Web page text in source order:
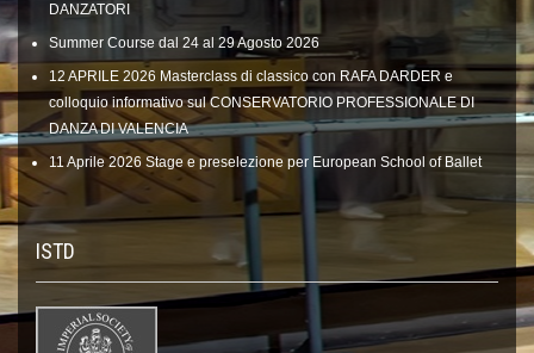
DANZATORI
Summer Course dal 24 al 29 Agosto 2026
12 APRILE 2026 Masterclass di classico con RAFA DARDER e
colloquio informativo sul CONSERVATORIO PROFESSIONALE DI
DANZA DI VALENCIA
11 Aprile 2026 Stage e preselezione per European School of Ballet
ISTD